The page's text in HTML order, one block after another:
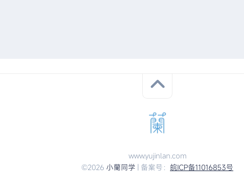
www.yujinlan.com
©2026 小蘭同学 | 备案号： 皖ICP备11016853号